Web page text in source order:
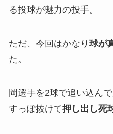
る投球が魅力の投手。
ただ、今回はかなり 球が
た。
岡選手を2球で追い込ん
すっぽ抜けて押し出し死